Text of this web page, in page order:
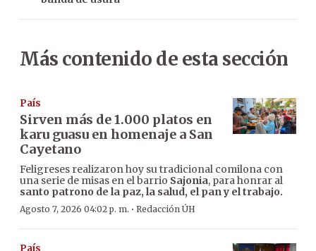
Más contenido de esta sección
País
Sirven más de 1.000 platos en
karu guasu en homenaje a San
Cayetano
Feligreses realizaron hoy su tradicional comilona con
una serie de misas en el barrio Sajonia, para honrar al
santo patrono de la paz, la salud, el pan y el trabajo.
Agosto 7, 2026 04:02 p. m. · Redacción ÚH